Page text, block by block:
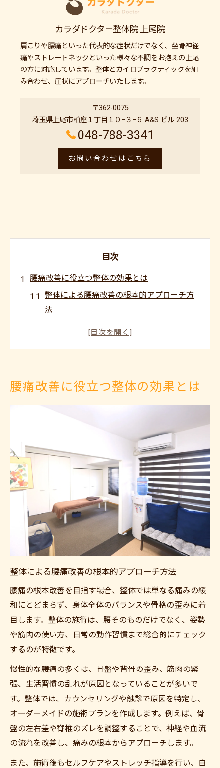
カラダドクター整体院 上尾院
肩こりや腰痛といった代表的な症状だけでなく、坐骨神経
痛やストレートネックといった様々な不調をお抱えの上尾
の方に対応しています。整体とカイロプラクティックを組
み合わせ、症状にアプローチいたします。
〒362-0075
埼玉県上尾市柏座１丁目１０−３−６ A&S ビル 203
048-788-3341
お問い合わせはこちら
目次
腰痛改善に役立つ整体の効果とは
整体による腰痛改善の根本的アプローチ方
法
上尾で評判の整体が選ばれる理由を解説
慢性腰痛には整体がなぜ選ばれるのか
整体院が慢性腰痛に強い理由と実績
上尾市で整体を選ぶべき人の特徴とは
整体による根本改善を目指すポイント
整体と整形外科の違いを詳しく解説
整体と整形外科の腰痛施術の違いを比較
腰痛時に整体と整形外科どちらを選ぶべき
か
整体院と整形外科のメリット・デメリット
腰痛改善に向く整体施術の特徴とは
上尾市の整体院と医療機関の使い分け方
女性が整体で腰痛を和らげるコツ
女性専用整体院の特徴と安心ポイント
整体で肩こりもケアするメリットとは
上尾で女性に人気の整体の選び方
上尾エリアで整体を選ぶポイント集
上尾市で評判の整体院を見極めるコツ
整体院選びで重視すべき施術内容とは
上尾の整体院で保険適用は可能か解説
腰痛改善に役立つ整体の効果とは
整体による腰痛改善の根本的アプローチ方法
腰痛の根本改善を目指す場合、整体では単なる痛みの緩
和にとどまらず、身体全体のバランスや骨格の歪みに着
目します。整体の施術は、腰そのものだけでなく、姿勢
や筋肉の使い方、日常の動作習慣まで総合的にチェック
するのが特徴です。
慢性的な腰痛の多くは、骨盤や背骨の歪み、筋肉の緊
張、生活習慣の乱れが原因となっていることが多いで
す。整体では、カウンセリングや触診で原因を特定し、
オーダーメイドの施術プランを作成します。例えば、骨
盤の左右差や脊椎のズレを調整することで、神経や血流
の流れを改善し、痛みの根本からアプローチします。
また、施術後もセルフケアやストレッチ指導を行い、自